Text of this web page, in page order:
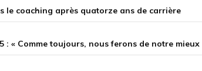
le coaching après quatorze ans de carrière